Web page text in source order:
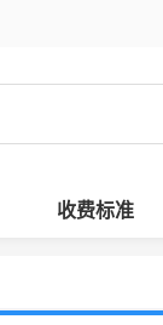
收费标准